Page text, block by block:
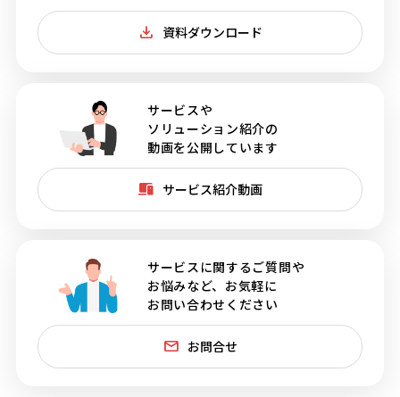
資料ダウンロード
サービスや
ソリューション紹介の
動画を公開しています
サービス紹介動画
サービスに関するご質問や
お悩みなど、お気軽に
お問い合わせください
お問合せ